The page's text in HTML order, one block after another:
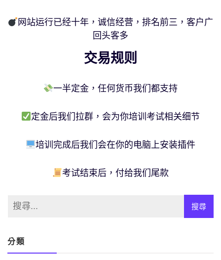
网站运行已经十年，诚信经营，排名前三，客户广
回头客多
交易规则
一半定金，任何货币我们都支持
定金后我们拉群，会为你培训考试相关细节
培训完成后我们会在你的电脑上安装插件
考试结束后，付给我们尾款
分類